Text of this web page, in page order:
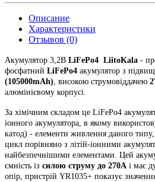
Описание
Характеристики
Отзывов (0)
Акумулятор 3,2В LiFePo4 LiitoKala -
фосфатний LiFePo4 акумулятор з
(105000mAh), високою струмовіддачею
алюмінієвому корпусі.
За хімічним складом це LiFePo4
іонного акумулятора, в якому
катод) - елементи живлення даного
цикл порівняно з літій-іонними
найбезпечнішими елементами. Цей
ємність із силою струму до 270А і має
опір, пристрій YR1035+ показує